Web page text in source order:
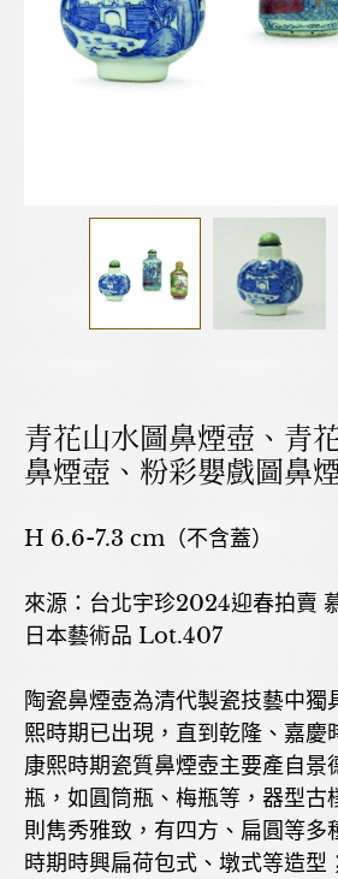
青花山水圖鼻煙壺、青
鼻煙壺、粉彩嬰戲圖鼻
H 6.6-7.3 cm（不含蓋）
來源：台北宇珍2024迎春拍賣
日本藝術品 Lot.407
陶瓷鼻煙壺為清代製瓷技藝中獨
熙時期已出現，直到乾隆、嘉慶
康熙時期瓷質鼻煙壺主要產自景
瓶，如圓筒瓶、梅瓶等，器型古
則雋秀雅致，有四方、扁圓等多
時期時興扁荷包式、墩式等造型